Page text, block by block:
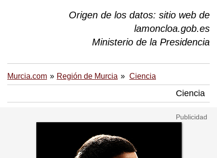
Origen de los datos: sitio web de
lamoncloa.gob.es
Ministerio de la Presidencia
Murcia.com Región de Murcia Ciencia
Ciencia